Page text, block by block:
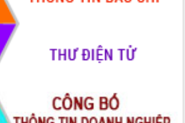
Lắk gặp
Hồ Chí
cốt liệt sĩ
Hòa
khăn trong
khai quy